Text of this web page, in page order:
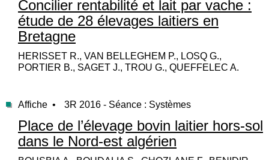
Concilier rentabilité et lait par vache :
étude de 28 élevages laitiers en
Bretagne
HERISSET R., VAN BELLEGHEM P., LOSQ G.,
PORTIER B., SAGET J., TROU G., QUEFFELEC A.
Affiche • 3R 2016 - Séance : Systèmes
Place de l’élevage bovin laitier hors-sol
dans le Nord-est algérien